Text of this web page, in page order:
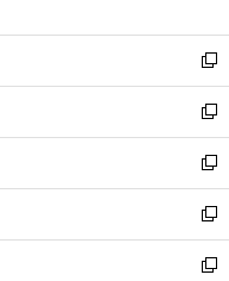
開
く
ウ
で
開
く
ン
ド
ウ
で
開
く
ウ
ィ
ン
ド
ウ
で
開
く
新
し
い
ウ
ィ
ン
ド
ウ
で
新
し
い
ウ
ィ
ン
ド
新
し
い
ウ
ィ
新
し
い
新